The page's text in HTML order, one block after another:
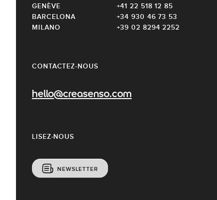
CONTACTEZ-NOUS
hello@creasenso.com
LISEZ-NOUS
NEWSLETTER
GENÈVE
+41 22 518 12 85
BARCELONA
+34 930 46 73 53
MILANO
+39 02 8294 2252